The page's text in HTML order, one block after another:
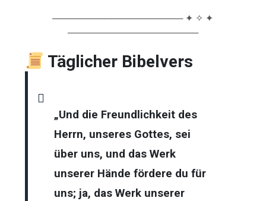
──────────────────── ✦ ✧ ✦
────────────────────
Täglicher Bibelvers
„Und die Freundlichkeit des
Herrn, unseres Gottes, sei
über uns, und das Werk
unserer Hände fördere du für
uns; ja, das Werk unserer